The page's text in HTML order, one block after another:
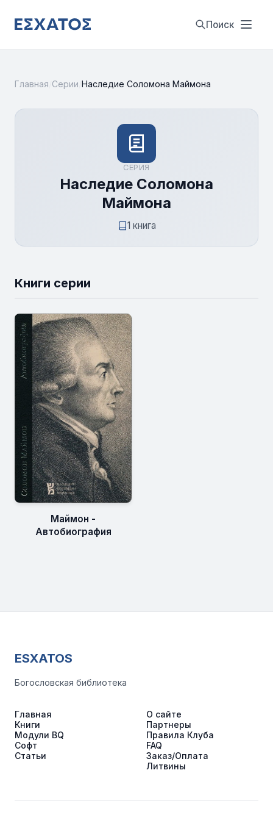
Поиск
Главная Серии Наследие Соломона Маймона
СЕРИЯ
Наследие Соломона
Маймона
1 книга
Книги серии
Маймон -
Автобиография
ESXATOS
Богословская библиотека
Главная
Книги
Модули BQ
Софт
Статьи
О сайте
Партнеры
Правила Клуба
FAQ
Заказ/Оплата
Литвины